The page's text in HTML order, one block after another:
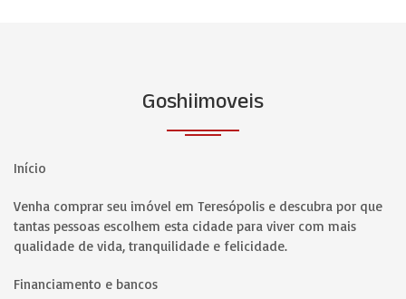
Goshiimoveis
Início
Venha comprar seu imóvel em Teresópolis e descubra por que
tantas pessoas escolhem esta cidade para viver com mais
qualidade de vida, tranquilidade e felicidade.
Financiamento e bancos